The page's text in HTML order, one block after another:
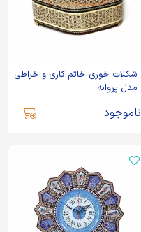
شکلات خوری خاتم کاری و خراطی
مدل پروانه
ناموجود